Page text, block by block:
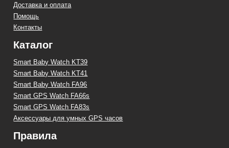
Доставка и оплата
Помощь
Контакты
Каталог
Smart Baby Watch KT39
Smart Baby Watch KT41
Smart Baby Watch FA96
Smart GPS Watch FA66s
Smart GPS Watch FA83s
Аксессуары для умных GPS часов
Правила